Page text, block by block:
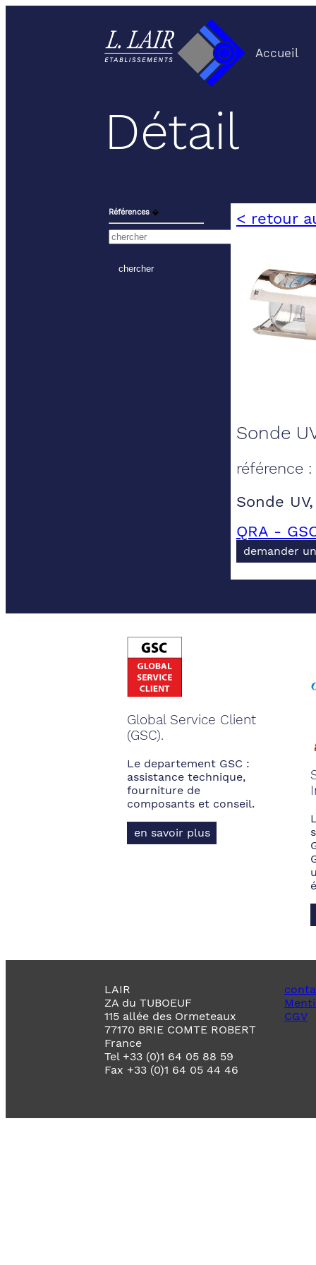
Accueil
Détail
Références ⬙ < retour
Sonde
référence :
Sonde
QRA -
demander
Global Service Client
(GSC).
Le departement GSC :
assistance technique,
fourniture de
composants et conseil.
en savoir plus
LAIR
ZA du TUBOEUF
115 allée des Ormeteaux
77170 BRIE COMTE ROBERT
France
Tel +33 (0)1 64 05 88 59
Fax +33 (0)1 64 05 44 46
CGV